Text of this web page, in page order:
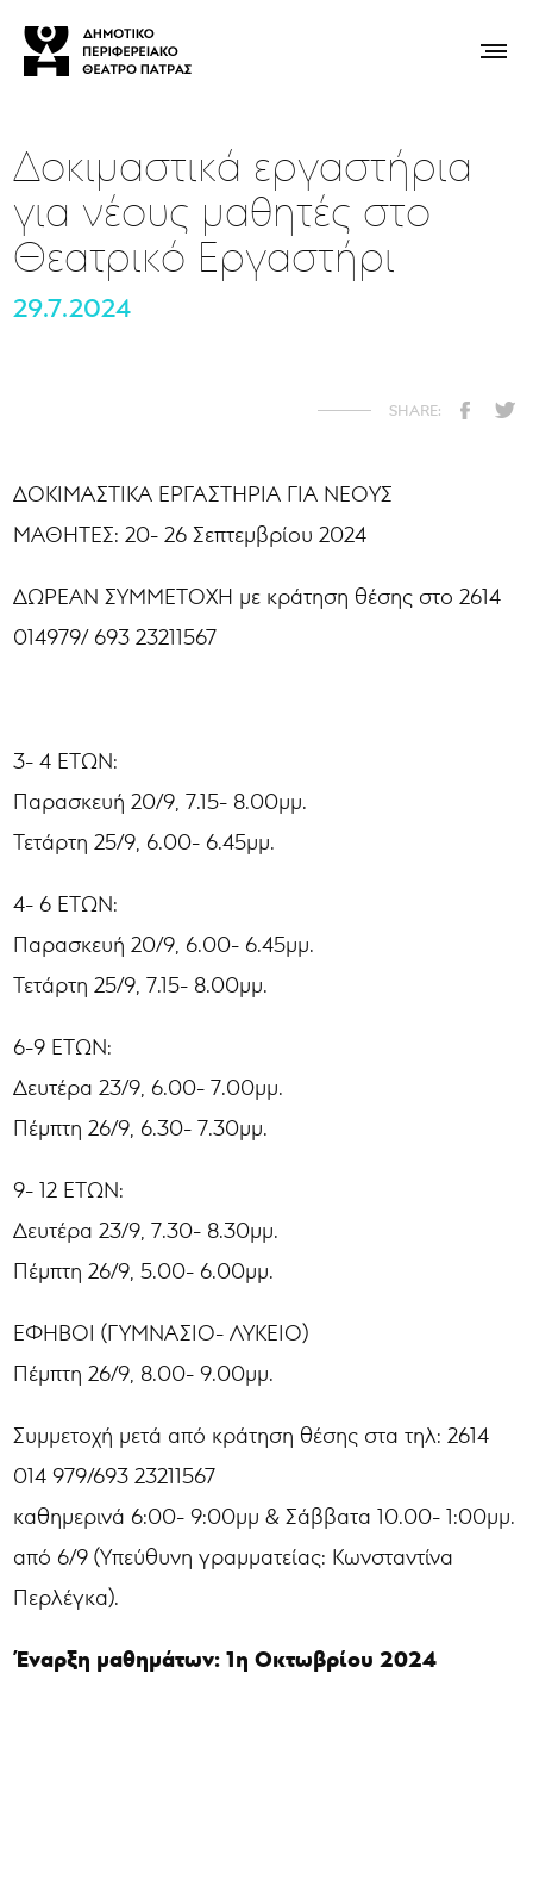
Δοκιμαστικά εργαστήρια
για νέους μαθητές στο
Θεατρικό Εργαστήρι
29.7.2024
ΔΟΚΙΜΑΣΤΙΚΑ ΕΡΓΑΣΤΗΡΙΑ ΓΙΑ ΝΕΟΥΣ
ΜΑΘΗΤΕΣ: 20- 26 Σεπτεμβρίου 2024
ΔΩΡΕΑΝ ΣΥΜΜΕΤΟΧΗ με κράτηση θέσης στο 2614
014979/ 693 23211567
3- 4 ΕΤΩΝ:
Παρασκευή 20/9, 7.15- 8.00μμ.
Τετάρτη 25/9, 6.00- 6.45μμ.
4- 6 ΕΤΩΝ:
Παρασκευή 20/9, 6.00- 6.45μμ.
Τετάρτη 25/9, 7.15- 8.00μμ.
6-9 ΕΤΩΝ:
Δευτέρα 23/9, 6.00- 7.00μμ.
Πέμπτη 26/9, 6.30- 7.30μμ.
9- 12 ΕΤΩΝ:
Δευτέρα 23/9, 7.30- 8.30μμ.
Πέμπτη 26/9, 5.00- 6.00μμ.
ΕΦΗΒΟΙ (ΓΥΜΝΑΣΙΟ- ΛΥΚΕΙΟ)
Πέμπτη 26/9, 8.00- 9.00μμ.
Συμμετοχή μετά από κράτηση θέσης στα τηλ: 2614
014 979/693 23211567
καθημερινά 6:00- 9:00μμ & Σάββατα 10.00- 1:00μμ.
από 6/9 (Υπεύθυνη γραμματείας: Κωνσταντίνα
Περλέγκα).
Έναρξη μαθημάτων: 1η Οκτωβρίου 2024